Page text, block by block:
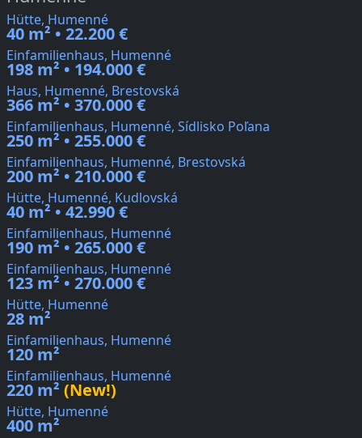
Hütte, Humenné
40 m² • 22.200 €
Einfamilienhaus, Humenné
198 m² • 194.000 €
Haus, Humenné, Brestovská
366 m² • 370.000 €
Einfamilienhaus, Humenné, Sídlisko Poľana
250 m² • 255.000 €
Einfamilienhaus, Humenné, Brestovská
200 m² • 210.000 €
Hütte, Humenné, Kudlovská
40 m² • 42.990 €
Einfamilienhaus, Humenné
190 m² • 265.000 €
Einfamilienhaus, Humenné
123 m² • 270.000 €
Hütte, Humenné
28 m²
Einfamilienhaus, Humenné
120 m²
Einfamilienhaus, Humenné
220 m² (New!)
Hütte, Humenné
400 m²